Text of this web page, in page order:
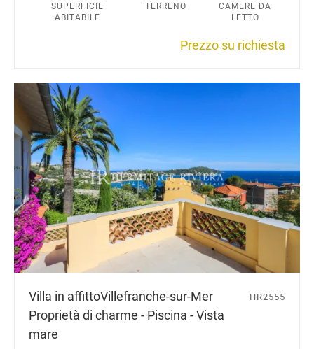
SUPERFICIE
ABITABILE
TERRENO
CAMERE DA
LETTO
Prezzo su richiesta
Villa in affittoVillefranche-sur-Mer
Proprietà di charme - Piscina - Vista
mare
HR2555